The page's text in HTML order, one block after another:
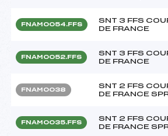
FNAM0054.FFS
SNT 3 FFS
DE FRANCE
FNAM0052.FFS
SNT 3 FFS
DE FRANCE
FNAM0038
SNT 2 FFS
DE FRANCE
FNAM0035.FFS
SNT 2 FFS
DE FRANCE